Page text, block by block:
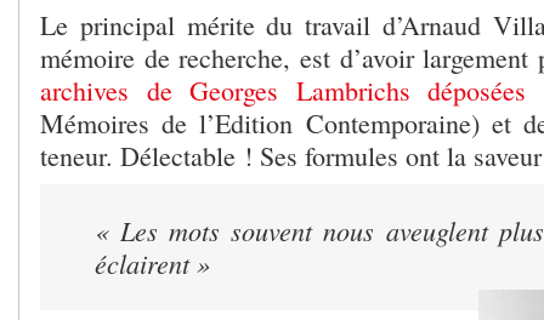
Le principal mérite du travail d’Arnaud
mémoire de recherche, est d’avoir
archives de Georges Lambrichs
Mémoires de l’Edition Contemporaine) et
teneur. Délectable ! Ses formules ont la
« Les mots souvent nous aveuglent
éclairent »